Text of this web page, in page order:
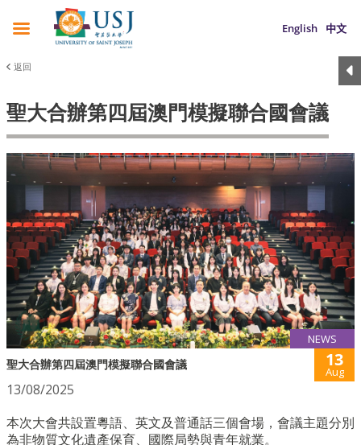
English 中文
返回
聖大合辦第四屆澳門模擬聯合國會議
NEWS
聖大合辦第四屆澳門模擬聯合國會議 13
Aug
13/08/2025
本次大會共設置粵語、英文及普通話三個會場，會議主題分別
為非物質文化遺產保育、國際局勢與青年就業。